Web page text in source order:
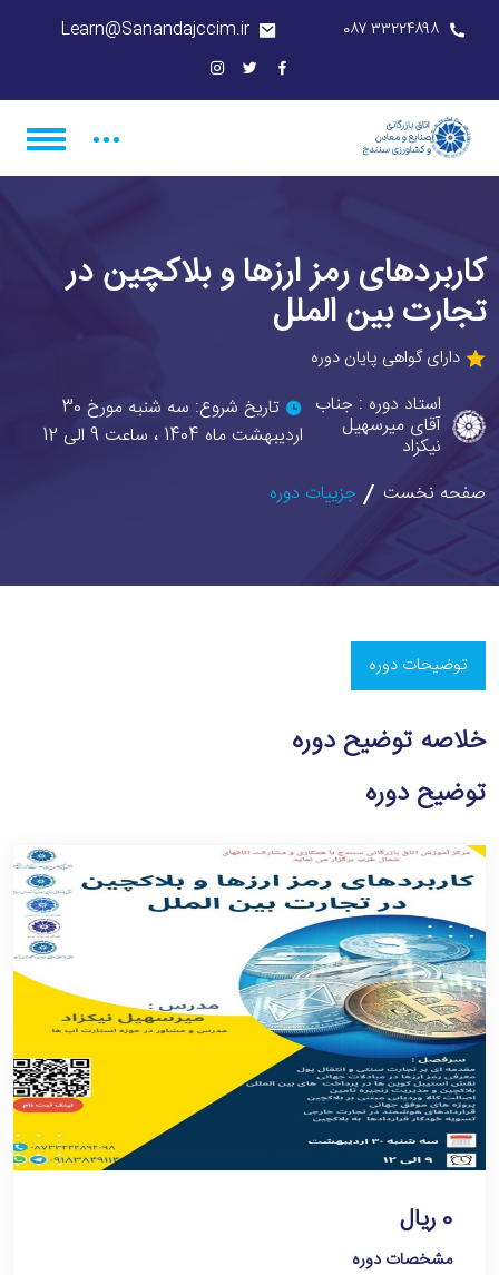
۳۳۲۲۴۸۹۸ ۰۸۷ Learn@Sanandajccim.ir
کاربردهای رمز ارزها و بلاکچین در
تجارت بین الملل
دارای گواهی پایان دوره
استاد دوره : جناب
آقای میرسهیل
نیکزاد
تاریخ شروع: سه شنبه مورخ 30
اردیبهشت ماه 1404 ، ساعت 9 الی 12
صفحه نخست
جزییات دوره
توضیحات دوره
خلاصه توضیح دوره
توضیح دوره
0 ریال
مشخصات دوره